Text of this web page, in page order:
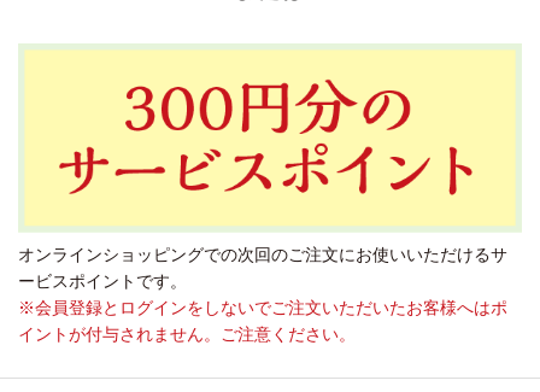
オンラインショッピングでの次回のご注文にお使いいただけるサ
ービスポイントです。
※会員登録とログインをしないでご注文いただいたお客様へはポ
イントが付与されません。ご注意ください。